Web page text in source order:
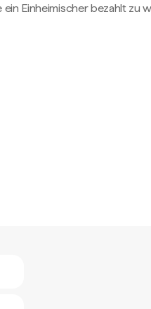
Einheimischer bezahlt zu